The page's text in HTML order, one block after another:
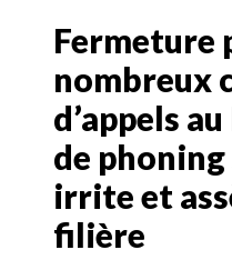
Fermeture
nombreux
d’appels
de phoning
irrite et
filière